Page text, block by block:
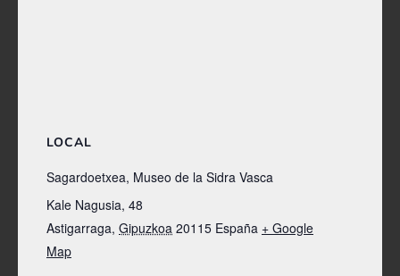
LOCAL
Sagardoetxea, Museo de la Sidra Vasca
Kale Nagusia, 48
Astigarraga, Gipuzkoa 20115 España + Google
Map